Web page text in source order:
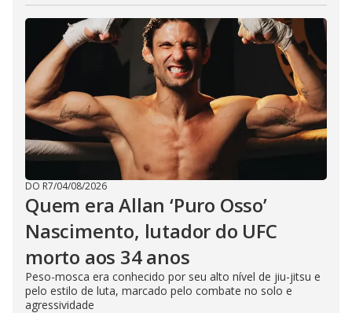
DO R7/04/08/2026
Quem era Allan ‘Puro Osso’
Nascimento, lutador do UFC
morto aos 34 anos
Peso-mosca era conhecido por seu alto nível de jiu-jitsu e
pelo estilo de luta, marcado pelo combate no solo e
agressividade